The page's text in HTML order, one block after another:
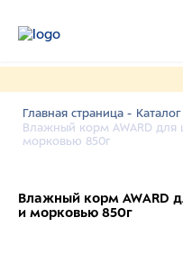
Главная страница -
Влажный корм AWARD для
морковью 850г
Влажный корм AWARD
и морковью 850г